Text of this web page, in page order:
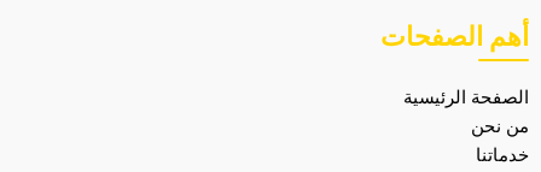
أهم الصفحات
الصفحة الرئيسية
من نحن
خدماتنا